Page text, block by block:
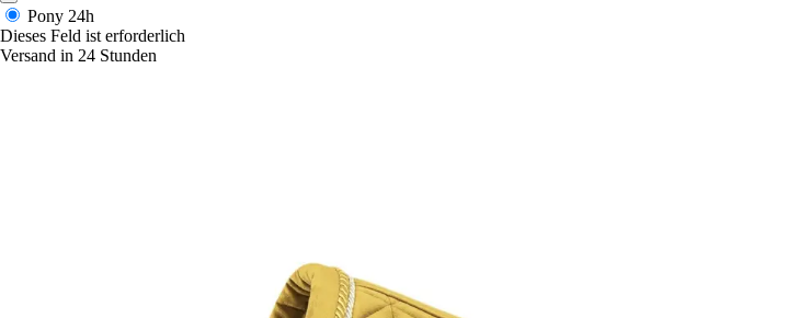
Pony 24h
Dieses Feld ist erforderlich
Versand in 24 Stunden